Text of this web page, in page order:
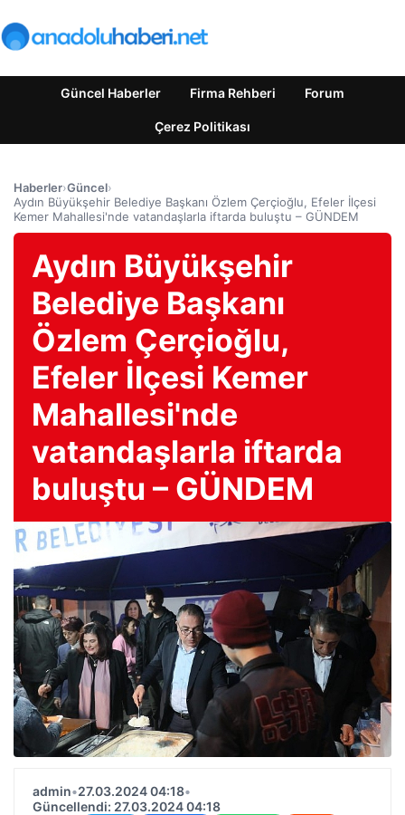
Güncel Haberler Firma Rehberi Forum
Çerez Politikası
Haberler›Güncel›
Aydın Büyükşehir Belediye Başkanı Özlem Çerçioğlu, Efeler İlçesi
Kemer Mahallesi'nde vatandaşlarla iftarda buluştu – GÜNDEM
Aydın Büyükşehir
Belediye Başkanı
Özlem Çerçioğlu,
Efeler İlçesi Kemer
Mahallesi'nde
vatandaşlarla iftarda
buluştu – GÜNDEM
admin•27.03.2024 04:18•
Güncellendi: 27.03.2024 04:18